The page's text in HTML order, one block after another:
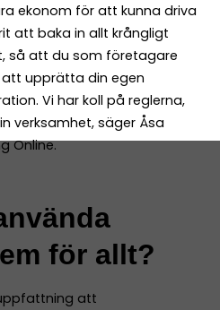
ekonom för att kunna driva
att baka in allt krångligt
så att du som företagare
upprätta din egen
Vi har koll på reglerna,
verksamhet, säger Åsa
Online.
för allt?
att